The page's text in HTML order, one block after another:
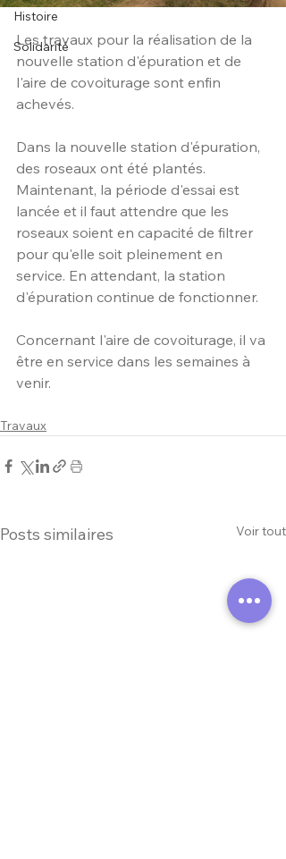
Histoire
Solidarité
Les travaux pour la réalisation de la
nouvelle station d'épuration et de
l'aire de covoiturage sont enfin
achevés.
Dans la nouvelle station d'épuration,
des roseaux ont été plantés.
Maintenant, la période d'essai est
lancée et il faut attendre que les
roseaux soient en capacité de filtrer
pour qu'elle soit pleinement en
service. En attendant, la station
d'épuration continue de fonctionner.
Concernant l'aire de covoiturage, il va
être en service dans les semaines à
venir.
Travaux
Posts similaires Voir tout